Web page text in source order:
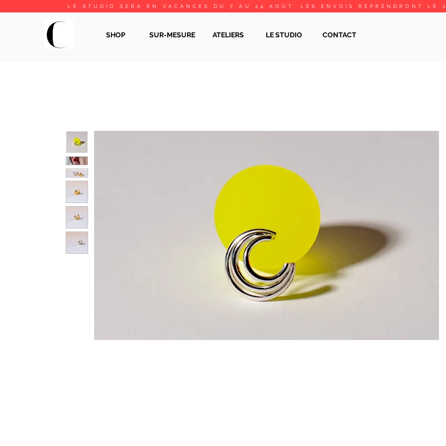
LE STUDIO SERA EN VACANCES DU 7 AU 24 AOÛT. LES ENVOIS REPRENDRONT LE
SHOP SUR-MESURE ATELIERS LE STUDIO CONTACT